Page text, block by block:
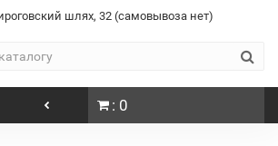
шлях, 32 (самовывоза нет)
: 0